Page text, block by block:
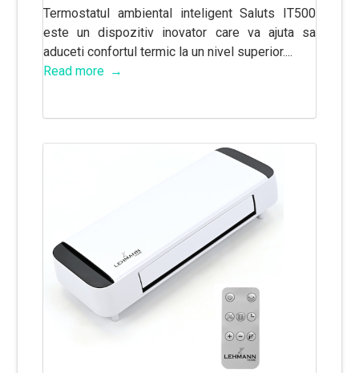
Termostatul ambiental inteligent Saluts IT500
este un dispozitiv inovator care va ajuta sa
aduceti confortul termic la un nivel superior....
Read more